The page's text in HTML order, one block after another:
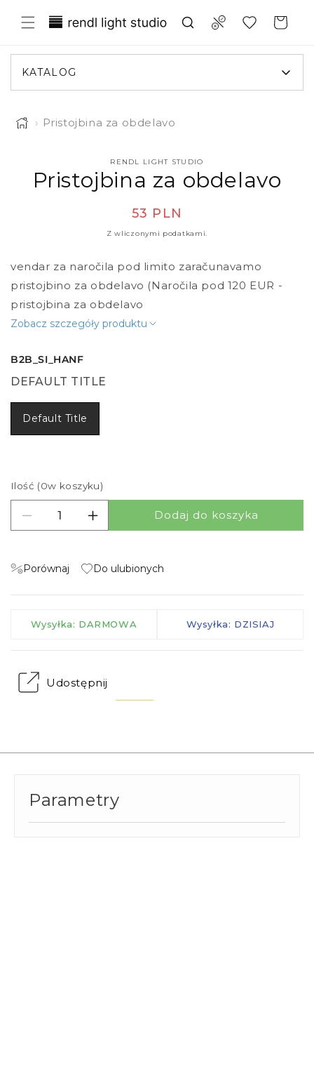
do treści Compare
Translation missing: Koszyk
KATALOG
› Pristojbina za obdelavo
do informacji o produkcie
RENDL LIGHT STUDIO
Pristojbina za obdelavo
Cena regularna
53 PLN
Z wliczonymi podatkami.
vendar za naročila pod limito zaračunavamo
pristojbino za obdelavo (Naročila pod 120 EUR -
pristojbina za obdelavo
Zobacz szczegóły produktu
B2B_SI_HANF
DEFAULT TITLE
Default Title
Ilość (0w koszyku)
Zmniejsz ilość dla Pristojbina za obdelavo
Zwiększ ilość dla Pristojbina za
Dodaj do koszyka
Porównaj Do ulubionych
Wysyłka: DARMOWA Wysyłka: DZISIAJ
Udostępnij
Parametry